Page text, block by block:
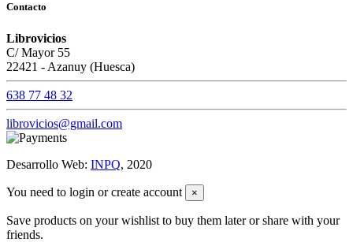
Contacto
Librovicios
C/ Mayor 55
22421 - Azanuy (Huesca)
638 77 48 32
librovicios@gmail.com
Desarrollo Web: INPQ, 2020
You need to login or create account ×
Save products on your wishlist to buy them later or share with your
friends.